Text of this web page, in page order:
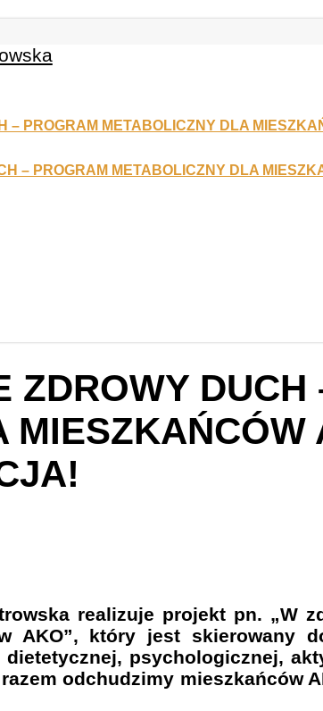
ZDROWY DUCH
MIESZKAŃCÓW
realizuje projekt pn. „W
AKO”, który jest skierowany
dietetycznej, psychologicznej,
odchudzimy mieszkańców